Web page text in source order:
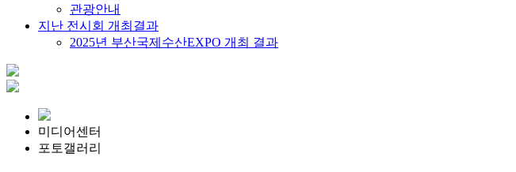
관광안내
지난 전시회 개최결과
2025년 부산국제수산EXPO 개최 결과
미디어센터
포토갤러리